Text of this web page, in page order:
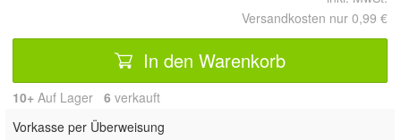
Versandkosten nur 0,99 €
In den Warenkorb
10+ Auf Lager 6 verkauft
Vorkasse per Überweisung